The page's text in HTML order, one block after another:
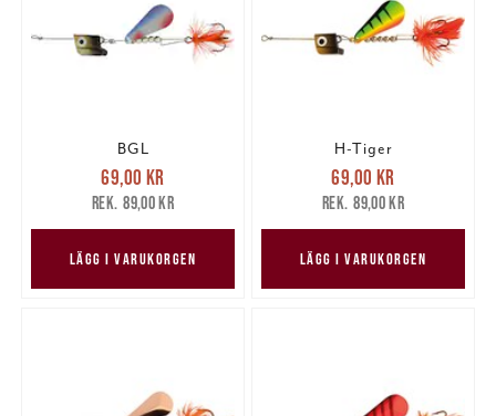
BGL
Nuvarande pris
69,00 krTidigare pris
89,00 kr
69,00 kr
89,00 kr
LÄGG I VARUKORGEN
H-Tiger
Nuvarande pris
69,00 krTidigare pris
89,00 kr
69,00 kr
89,00 kr
LÄGG I VARUKORGEN